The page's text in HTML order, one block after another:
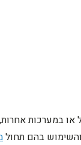
בהם תחול